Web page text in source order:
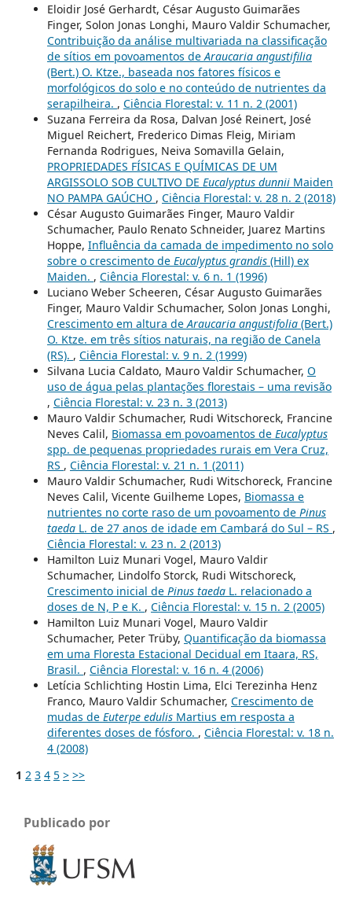
Eloidir José Gerhardt, César Augusto Guimarães
Finger, Solon Jonas Longhi, Mauro Valdir Schumacher,
Contribuição da análise multivariada na classificação
de sítios em povoamentos de Araucaria angustifilia
(Bert.) O. Ktze., baseada nos fatores físicos e
morfológicos do solo e no conteúdo de nutrientes da
serapilheira. , Ciência Florestal: v. 11 n. 2 (2001)
Suzana Ferreira da Rosa, Dalvan José Reinert, José
Miguel Reichert, Frederico Dimas Fleig, Miriam
Fernanda Rodrigues, Neiva Somavilla Gelain,
PROPRIEDADES FÍSICAS E QUÍMICAS DE UM
ARGISSOLO SOB CULTIVO DE Eucalyptus dunniiMaiden
NO PAMPA GAÚCHO , Ciência Florestal: v. 28 n. 2 (2018)
César Augusto Guimarães Finger, Mauro Valdir
Schumacher, Paulo Renato Schneider, Juarez Martins
Hoppe, Influência da camada de impedimento no solo
sobre o crescimento de Eucalyptus grandis(Hill) ex
Maiden. , Ciência Florestal: v. 6 n. 1 (1996)
Luciano Weber Scheeren, César Augusto Guimarães
Finger, Mauro Valdir Schumacher, Solon Jonas Longhi,
Crescimento em altura de Araucaria angustifolia(Bert.)
O. Ktze. em três sítios naturais, na região de Canela
(RS). , Ciência Florestal: v. 9 n. 2 (1999)
Silvana Lucia Caldato, Mauro Valdir Schumacher, O
uso de água pelas plantações florestais – uma revisão
, Ciência Florestal: v. 23 n. 3 (2013)
Mauro Valdir Schumacher, Rudi Witschoreck, Francine
Neves Calil, Biomassa em povoamentos de Eucalyptus
spp. de pequenas propriedades rurais em Vera Cruz,
RS , Ciência Florestal: v. 21 n. 1 (2011)
Mauro Valdir Schumacher, Rudi Witschoreck, Francine
Neves Calil, Vicente Guilheme Lopes, Biomassa e
nutrientes no corte raso de um povoamento de Pinus
taeda L. de 27 anos de idade em Cambará do Sul – RS ,
Ciência Florestal: v. 23 n. 2 (2013)
Hamilton Luiz Munari Vogel, Mauro Valdir
Schumacher, Lindolfo Storck, Rudi Witschoreck,
Crescimento inicial de Pinus taedaL. relacionado a
doses de N, P e K. , Ciência Florestal: v. 15 n. 2 (2005)
Hamilton Luiz Munari Vogel, Mauro Valdir
Schumacher, Peter Trüby, Quantificação da biomassa
em uma Floresta Estacional Decidual em Itaara, RS,
Brasil. , Ciência Florestal: v. 16 n. 4 (2006)
Letícia Schlichting Hostin Lima, Elci Terezinha Henz
Franco, Mauro Valdir Schumacher, Crescimento de
mudas de Euterpe edulisMartius em resposta a
diferentes doses de fósforo. , Ciência Florestal: v. 18 n.
4 (2008)
1 2 3 4 5 > >>
Publicado por